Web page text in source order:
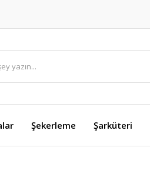
Şekerleme Şarküteri